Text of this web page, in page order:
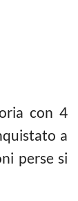
con 4
a
perse si